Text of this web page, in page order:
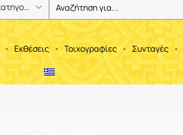
Εκθέσεις Τοιχογραφίες Συνταγές